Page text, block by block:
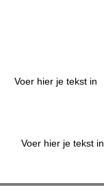
Voer hier je tekst in
Voer hier je tekst in